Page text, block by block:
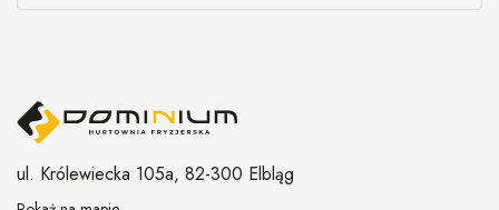
ul. Królewiecka 105a, 82-300 Elbląg